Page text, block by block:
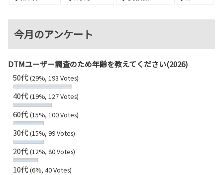
今月のアンケート
DTMユーザー調査のため年齢を教えてください(2026)
50代(29%, 193 Votes)
40代(19%, 127 Votes)
60代(15%, 100 Votes)
30代(15%, 99 Votes)
20代(12%, 80 Votes)
10代(6%, 40 Votes)